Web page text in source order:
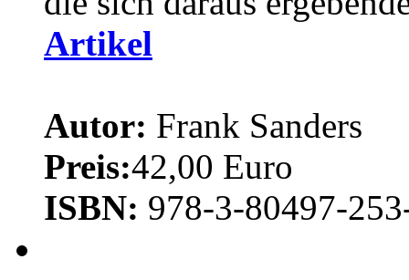
Artikel
Autor: Frank Sanders
Preis:42,00 Euro
ISBN: 978-3-80497-